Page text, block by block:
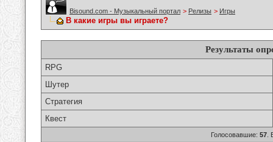
Bisound.com - Музыкальный портал > Релизы > Игры
В какие игры вы играете?
Результаты
RPG
Шутер
Стратегия
Квест
Голосовавшие: 57.